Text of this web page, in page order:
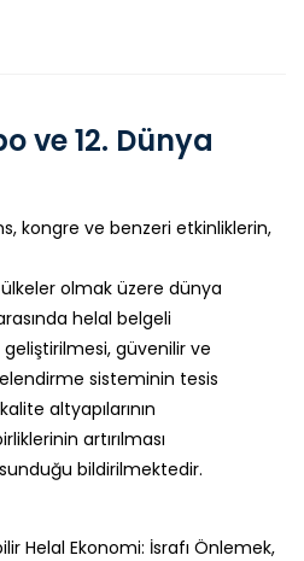
ve 12. Dünya
kongre ve benzeri etkinliklerin,
olmak üzere dünya
helal belgeli
güvenilir ve
sisteminin tesis
altyapılarının
artırılması
bildirilmektedir.
Helal Ekonomi: İsrafı Önlemek,